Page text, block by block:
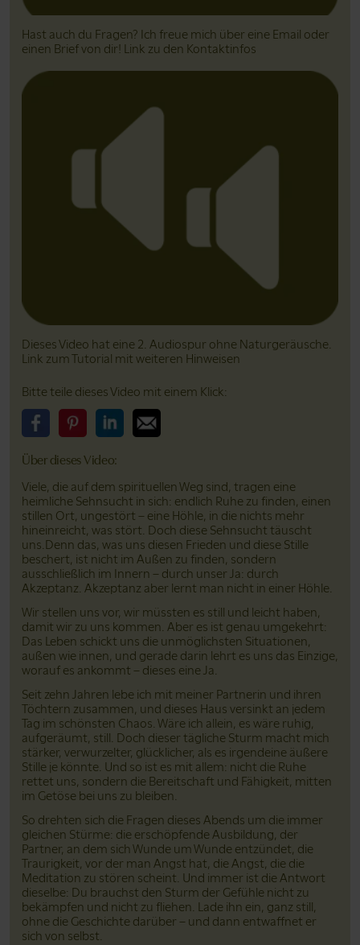
Hast auch du Fragen? Ich freue mich über eine Email oder
einen Brief von dir! Link zu den Kontaktinfos
Dieses Video hat eine 2. Audiospur ohne Natur­geräusche.
Link zum Tutorial mit weiteren Hinweisen
Bitte teile dieses Video mit einem Klick:
Über dieses Video:
Viele, die auf dem spirituellen Weg sind, tragen eine
heimliche Sehnsucht in sich: endlich Ruhe zu finden, einen
stillen Ort, ungestört – eine Höhle, in die nichts mehr
hineinreicht, was stört. Doch diese Sehnsucht täuscht
uns.Denn das, was uns diesen Frieden und diese Stille
beschert, ist nicht im Außen zu finden, sondern
ausschließlich im Innern – durch unser Ja: durch
Akzeptanz. Akzeptanz aber lernt man nicht in einer Höhle.
Wir stellen uns vor, wir müssten es still und leicht haben,
damit wir zu uns kommen. Aber es ist genau umgekehrt:
Das Leben schickt uns die unmöglichsten Situationen,
außen wie innen, und gerade darin lehrt es uns das Einzige,
worauf es ankommt – dieses eine Ja.
Seit zehn Jahren lebe ich mit meiner Partnerin und ihren
Töchtern zusammen, und dieses Haus versinkt an jedem
Tag im schönsten Chaos. Wäre ich allein, es wäre ruhig,
aufgeräumt, still. Doch dieser tägliche Sturm macht mich
stärker, verwurzelter, glücklicher, als es irgendeine äußere
Stille je könnte. Und so ist es mit allem: nicht die Ruhe
rettet uns, sondern die Bereitschaft und Fähigkeit, mitten
im Getöse bei uns zu bleiben.
So drehten sich die Fragen dieses Abends um die immer
gleichen Stürme: die erschöpfende Ausbildung, der
Partner, an dem sich Wunde um Wunde entzündet, die
Traurigkeit, vor der man Angst hat, die Angst, die die
Meditation zu stören scheint. Und immer ist die Antwort
dieselbe: Du brauchst den Sturm der Gefühle nicht zu
bekämpfen und nicht zu fliehen. Lade ihn ein, ganz still,
ohne die Geschichte darüber – und dann entwaffnet er
sich von selbst.